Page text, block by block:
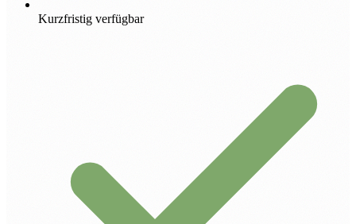
Kurzfristig verfügbar